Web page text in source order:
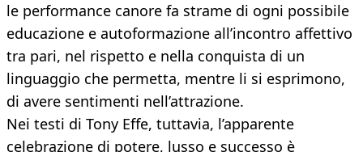
le performance canore fa strame di ogni possibile
educazione e autoformazione all’incontro affettivo
tra pari, nel rispetto e nella conquista di un
linguaggio che permetta, mentre li si esprimono,
di avere sentimenti nell’attrazione.
Nei testi di Tony Effe, tuttavia, l’apparente
celebrazione di potere, lusso e successo è